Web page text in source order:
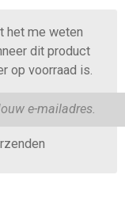
het me weten
dit product
op voorraad is.